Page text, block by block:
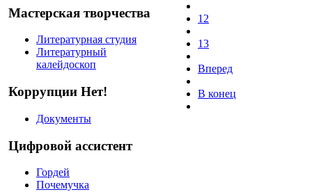
Мастерская творчества
Литературная студия
Литературный
калейдоскоп
Коррупции Нет!
Документы
Цифровой ассистент
Гордей
Почемучка
12
13
Вперед
В конец